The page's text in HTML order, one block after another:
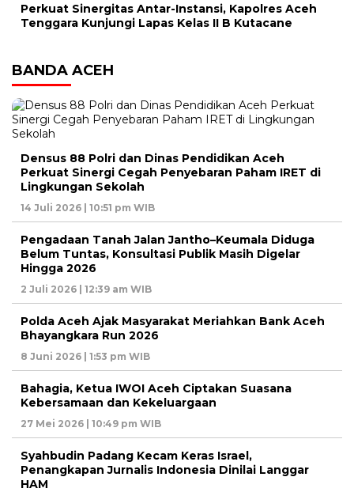
Perkuat Sinergitas Antar-Instansi, Kapolres Aceh
Tenggara Kunjungi Lapas Kelas II B Kutacane
BANDA ACEH
Densus 88 Polri dan Dinas Pendidikan Aceh
Perkuat Sinergi Cegah Penyebaran Paham IRET di
Lingkungan Sekolah
14 Juli 2026 | 10:51 pm WIB
Pengadaan Tanah Jalan Jantho–Keumala Diduga
Belum Tuntas, Konsultasi Publik Masih Digelar
Hingga 2026
2 Juli 2026 | 12:39 am WIB
Polda Aceh Ajak Masyarakat Meriahkan Bank Aceh
Bhayangkara Run 2026
8 Juni 2026 | 1:53 pm WIB
Bahagia, Ketua IWOI Aceh Ciptakan Suasana
Kebersamaan dan Kekeluargaan
27 Mei 2026 | 10:49 pm WIB
Syahbudin Padang Kecam Keras Israel,
Penangkapan Jurnalis Indonesia Dinilai Langgar
HAM